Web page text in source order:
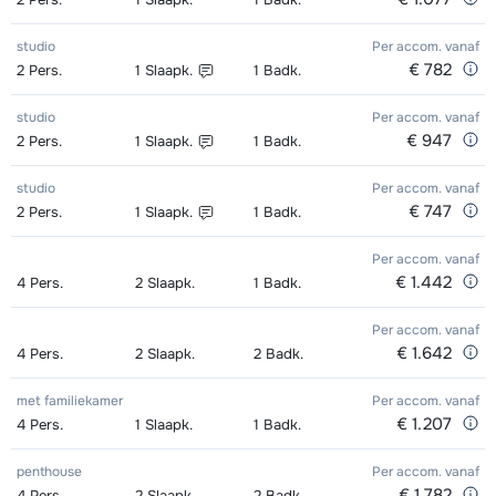
Bronze Ski's + Schoenen + Stokken
(8 dagen)
€ 118,00
Bronze Ski's + Stokken (8 dagen) € 90,00
Bronze Schoenen (8 dagen) € 43,00
studio Per accom. vanaf
2 Pers. 1 Slaapk. 1 Badk. € 782
studio Per accom. vanaf
2 Pers. 1 Slaapk. 1 Badk. € 947
studio Per accom. vanaf
2 Pers. 1 Slaapk. 1 Badk. € 747
Per accom. vanaf
4 Pers. 2 Slaapk. 1 Badk. € 1.442
Per accom. vanaf
4 Pers. 2 Slaapk. 2 Badk. € 1.642
met familiekamer Per accom. vanaf
4 Pers. 1 Slaapk. 1 Badk. € 1.207
penthouse Per accom. vanaf